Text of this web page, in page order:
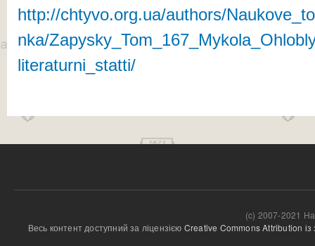
http://chtyvo.org.ua/authors/
nka/
literaturni_statti/
(c) 2007-2021
Весь контент доступний за ліцензією Creative Commons Attribution